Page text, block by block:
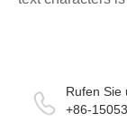
Rufen Sie
+86-